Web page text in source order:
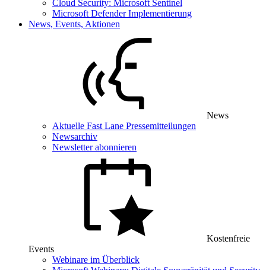
Cloud Security: Microsoft Sentinel
Microsoft Defender Implementierung
News, Events, Aktionen
News
Aktuelle Fast Lane Pressemitteilungen
Newsarchiv
Newsletter abonnieren
Kostenfreie
Events
Webinare im Überblick